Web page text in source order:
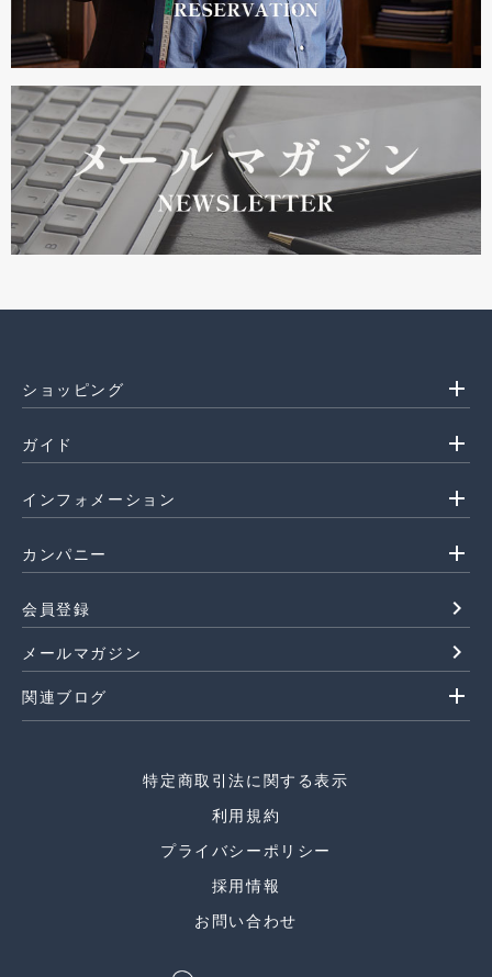
ショッピング add
ガイド add
インフォメーション add
カンパニー add
会員登録 navigate_next
メールマガジン navigate_next
関連ブログ add
特定商取引法に関する表示
利用規約
プライバシーポリシー
採用情報
お問い合わせ